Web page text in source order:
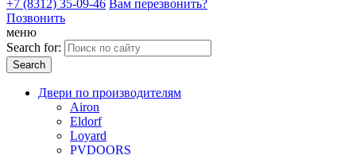
+7 (8312) 35-09-46 Вам перезвонить?
Позвонить
меню
Search for:
Двери по производителям
Airon
Eldorf
Loyard
PVDOORS